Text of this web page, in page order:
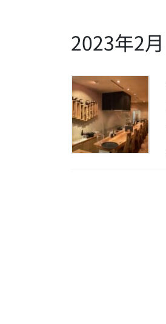
2023年2月